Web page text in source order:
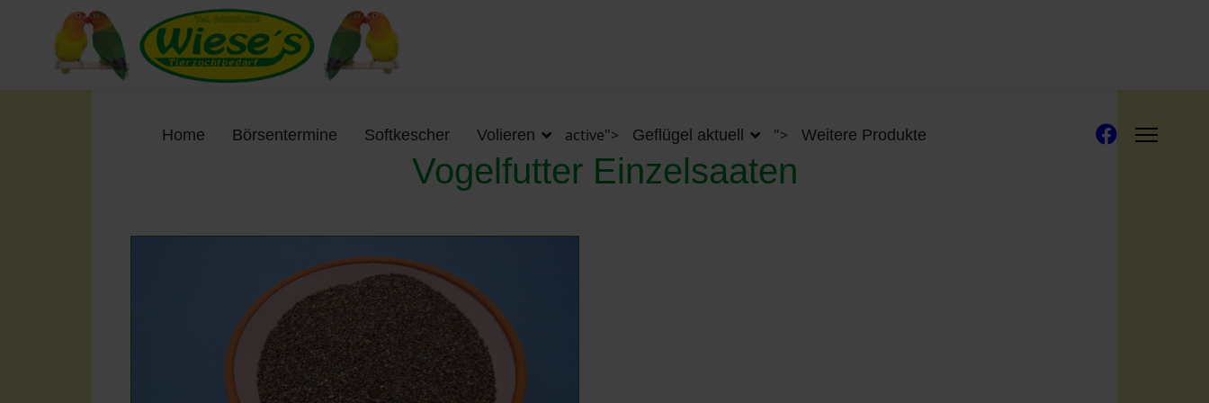
Home Börsentermine Softkescher Volieren active"> Geflügel aktuell "> Weitere Produkte
Vogelfutter Einzelsaaten